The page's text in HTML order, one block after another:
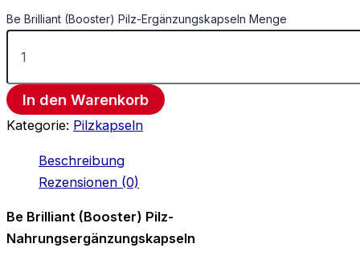
Be Brilliant (Booster) Pilz-Ergänzungskapseln Menge
In den Warenkorb
Kategorie: Pilzkapseln
Beschreibung
Rezensionen (0)
Be Brilliant (Booster) Pilz-
Nahrungsergänzungskapseln